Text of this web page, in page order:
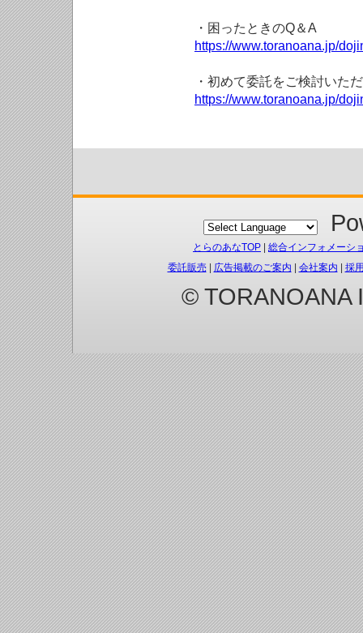
・困ったときのQ＆A
https://www.toranoana.jp/
・初めて委託をご検討いた
https://www.toranoana.jp/
とらのあなTOP
総合インフォメーシ
委託販売| 広告掲載のご案内 会社案内 採
© TORANOANA